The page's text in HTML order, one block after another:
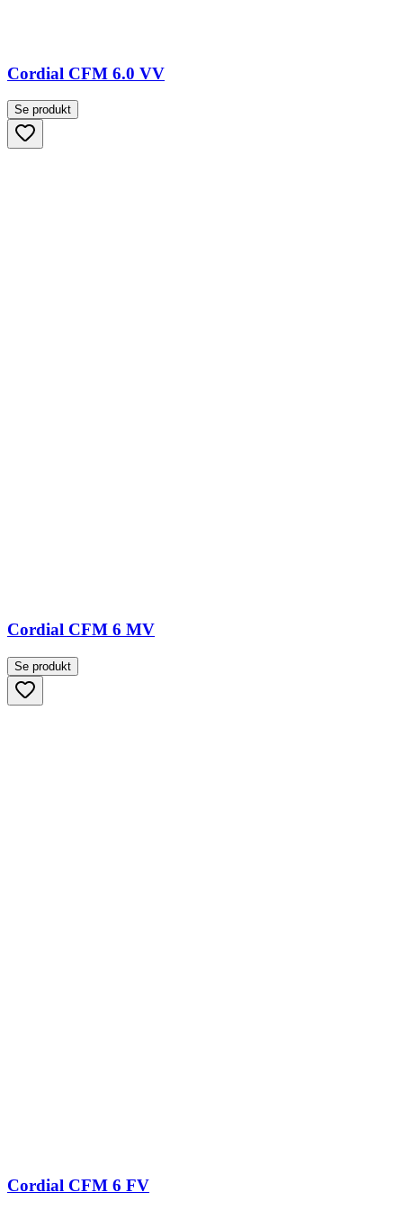
Cordial CFM 6.0 VV
Se produkt
Cordial CFM 6 MV
Se produkt
Cordial CFM 6 FV